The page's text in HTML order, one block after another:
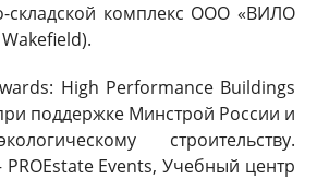
складской комплекс ООО «ВИЛО
High Performance Buildings
поддержке Минстрой России и
строительству.
PROEstate Events, Учебный центр